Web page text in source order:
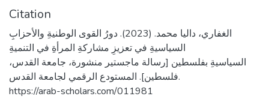
Citation
الغفاري، داليا محمد. (2023). دورُ القوى الوطنيةِ والأحزابِ
السياسيةِ في تعزيزِ مشاركةِ المرأةِ في التنميةِ
السياسيةِ بفلسطين [رسالة ماجستير منشورة، جامعة القدس،
فلسطين]. المستودع الرقمي لجامعة القدس.
https://arab-scholars.com/011981